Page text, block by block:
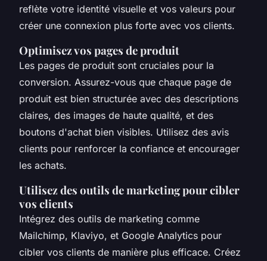
reflète votre identité visuelle et vos valeurs pour
créer une connexion plus forte avec vos clients.
Optimisez vos pages de produit
Les pages de produit sont cruciales pour la
conversion. Assurez-vous que chaque page de
produit est bien structurée avec des descriptions
claires, des images de haute qualité, et des
boutons d'achat bien visibles. Utilisez des avis
clients pour renforcer la confiance et encourager
les achats.
Utilisez des outils de marketing pour cibler
vos clients
Intégrez des outils de marketing comme
Mailchimp, Klaviyo, et Google Analytics pour
cibler vos clients de manière plus efficace. Créez